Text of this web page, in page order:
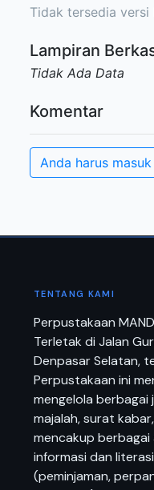
Tidak tersedia versi
Lampiran
Tidak Ada Data
Komentar
Anda harus
TENTANG KAMI
Perpustakaan
Terletak di Jalan
Denpasar Selatan,
Perpustakaan ini
mengelola berbagai
majalah, surat
mencakup
informasi dan
(peminjaman,